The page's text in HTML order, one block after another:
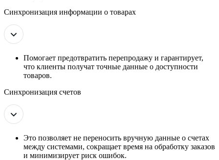
Синхронизация информации о товарах
Помогает предотвратить перепродажу и гарантирует,
что клиенты получат точные данные о доступности
товаров.
Синхронизация счетов
Это позволяет не переносить вручную данные о счетах
между системами, сокращает время на обработку заказов
и минимизирует риск ошибок.